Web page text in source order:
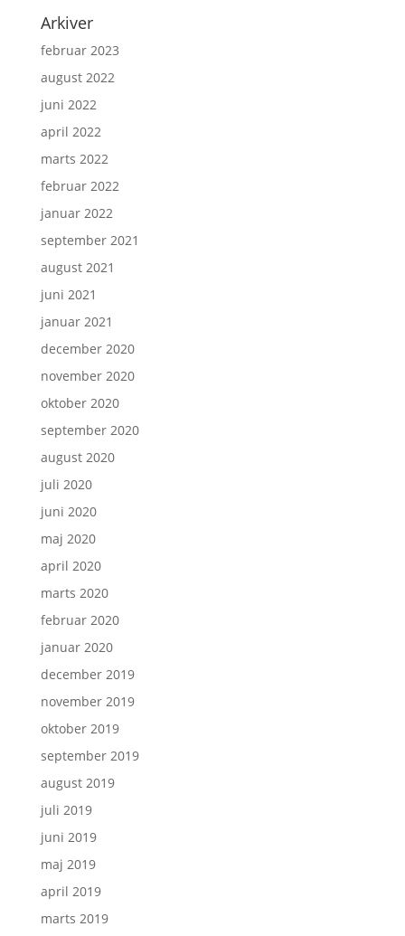
Arkiver
februar 2023
august 2022
juni 2022
april 2022
marts 2022
februar 2022
januar 2022
september 2021
august 2021
juni 2021
januar 2021
december 2020
november 2020
oktober 2020
september 2020
august 2020
juli 2020
juni 2020
maj 2020
april 2020
marts 2020
februar 2020
januar 2020
december 2019
november 2019
oktober 2019
september 2019
august 2019
juli 2019
juni 2019
maj 2019
april 2019
marts 2019